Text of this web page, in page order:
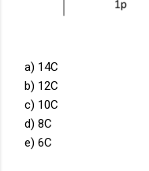
a) 14C
b) 12C
c) 10C
d) 8C
e) 6C